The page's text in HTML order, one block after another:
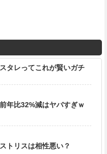
タレってこれが賢いガチ
年比32%減はヤバすぎｗ
トリスは相性悪い？